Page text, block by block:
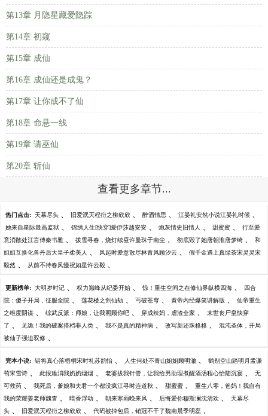
第13章 月隐星藏爱隐踪
第14章 初窥
第15章 成仙
第16章 成仙还是成鬼？
第17章 让你成不了仙
第18章 命悬一线
第19章 请巫仙
第20章 斩仙
查看更多章节...
热门点击: 天幕尽头 、 旧爱泯灭程衍之柳欣欣 、 醉酒情思 、 江晏礼安然小说江晏礼时候 、
她来自星际最高监狱 、 锦绣人生[快穿]爱伊莎越安安 、 炮灰情史旧情人 、 甜蜜蜜 、 行至爱
意消散处江言傅秦书雅 、 拨雪寻春，烧灯续昼许曼珠于南尘 、 彻底毁了她唐朝淮唐梦绮 、 和
姐姐互换化兽丹后大皇子柔美人 、 风起时爱意散尽林青风顾汐云 、 假千金遇上真绿茶宋灵灵宋
毅然 、 从前不待春风慢祝如星许云毅 、
更新榜单: 大明岁时记 、 权力巅峰从纪委开始 、 惊！重生空间之在修仙界纵横四海 、 四合
院：傻子开局，征服全院 、 莲花楼之剑仙劫 、 丐破苍穹 、 黄帝内经爆笑讲解版 、 仙帝重生
之维度阴谋 、 综武反派：师娘，让我照顾你吧 、 穿成辣妈，虐渣全家 、 末世丧尸皇快穿
了 、 见诡！我的破案搭档非人类 、 我不是真的精神病 、 改写新还珠格格 、 混沌圣体，开局
被仙子强迫双修 、
完本小说: 错将真心落梧桐宋时礼苏韵怡 、 人生何处不青山姐姐顾明澈 、 鹤别空山踏明月孟谦
荀宋雪诗 、 此恨难消我奶奶烟烟 、 老婆拔我针管，让我给男助理煮醒酒汤程心怡陆沉宴 、 无
可救药 、 我死后，爹娘和夫君一个都没疯江寻时连道秋 、 甜蜜蜜 、 重生八零，爸妈！我自有
我的荣耀姜老师魏杳 、 暗香浮动 、 朝来寒雨晚来风 、 后悔爱你穆斯澜沈清欢 、 天幕尽
头 、 旧爱泯灭程衍之柳欣欣 、 代码被掉包后，销冠不干了魏南晨季明磊 、